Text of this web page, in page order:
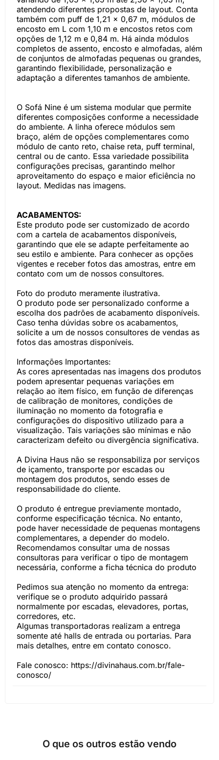
atendendo diferentes propostas de layout. Conta
também com puff de 1,21 x 0,67 m, módulos de
encosto em L com 1,10 m e encostos retos com
opções de 1,12 m e 0,84 m. Há ainda módulos
completos de assento, encosto e almofadas, além
de conjuntos de almofadas pequenas ou grandes,
garantindo flexibilidade, personalização e
adaptação a diferentes tamanhos de ambiente.
O Sofá Nine é um sistema modular que permite
diferentes composições conforme a necessidade
do ambiente. A linha oferece módulos sem
braço, além de opções complementares como
módulo de canto reto, chaise reta, puff terminal,
central ou de canto. Essa variedade possibilita
configurações precisas, garantindo melhor
aproveitamento do espaço e maior eficiência no
layout. Medidas nas imagens.
ACABAMENTOS:
Este produto pode ser customizado de acordo
com a cartela de acabamentos disponíveis,
garantindo que ele se adapte perfeitamente ao
seu estilo e ambiente. Para conhecer as opções
vigentes e receber fotos das amostras, entre em
contato com um de nossos consultores.
Foto do produto meramente ilustrativa.
O produto pode ser personalizado conforme a
escolha dos padrões de acabamento disponíveis.
Caso tenha dúvidas sobre os acabamentos,
solicite a um de nossos consultores de vendas as
fotos das amostras disponíveis.
Informações Importantes:
As cores apresentadas nas imagens dos produtos
podem apresentar pequenas variações em
relação ao item físico, em função de diferenças
de calibração de monitores, condições de
iluminação no momento da fotografia e
configurações do dispositivo utilizado para a
visualização. Tais variações são mínimas e não
caracterizam defeito ou divergência significativa.
A Divina Haus não se responsabiliza por serviços
de içamento, transporte por escadas ou
montagem dos produtos, sendo esses de
responsabilidade do cliente.
O produto é entregue previamente montado,
conforme especificação técnica. No entanto,
pode haver necessidade de pequenas montagens
complementares, a depender do modelo.
Recomendamos consultar uma de nossas
consultoras para verificar o tipo de montagem
necessária, conforme a ficha técnica do produto
Pedimos sua atenção no momento da entrega:
verifique se o produto adquirido passará
normalmente por escadas, elevadores, portas,
corredores, etc.
Algumas transportadoras realizam a entrega
somente até halls de entrada ou portarias. Para
mais detalhes, entre em contato conosco.
Fale conosco: https://divinahaus.com.br/fale-
conosco/
O que os outros estão vendo